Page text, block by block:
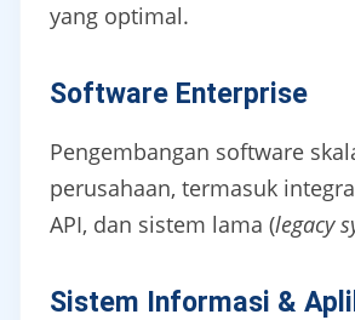
yang optimal.
Software Enterprise
Pengembangan software
perusahaan, termasuk
API, dan sistem lama (legacy
Sistem Informasi &